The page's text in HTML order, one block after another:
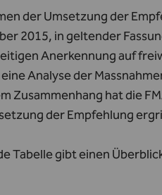
der Umsetzung der
2015, in geltender
Anerkennung auf
Analyse der
Zusammenhang hat die
der Empfehlung
Tabelle gibt einen